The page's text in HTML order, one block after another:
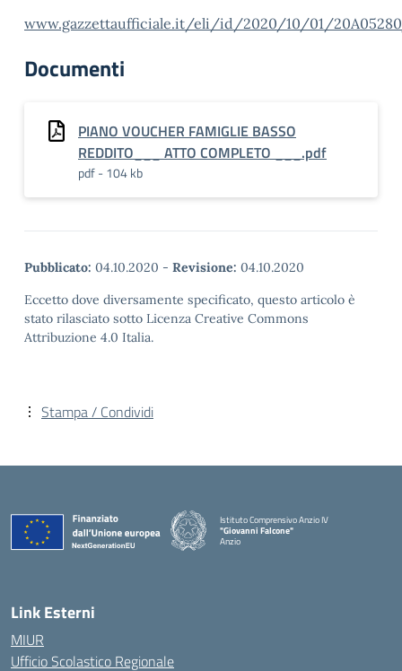
www.gazzettaufficiale.it/eli/id/2020/10/01/
Documenti
PIANO VOUCHER FAMIGLIE BASSO
REDDITO___ ATTO COMPLETO ___.pdf
pdf - 104 kb
Pubblicato: 04.10.2020 - Revisione: 04.10.2020
Eccetto dove diversamente specificato, questo articolo è
stato rilasciato sotto Licenza Creative Commons
Attribuzione 4.0 Italia.
Stampa / Condividi
Istituto Comprensivo Anzio IV
"Giovanni Falcone"
Anzio
Link Esterni
MIUR
Ufficio Scolastico Regionale